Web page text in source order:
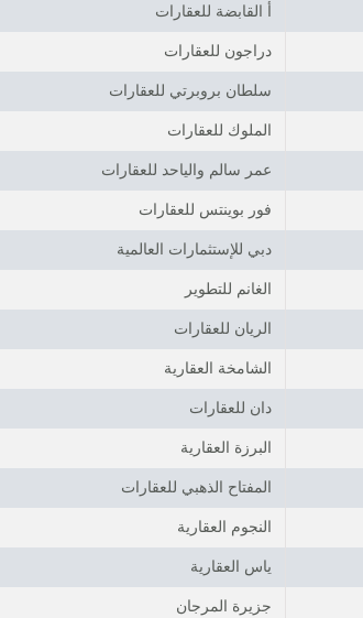
أ القابضة للعقارات
دراجون للعقارات
سلطان بروبرتي للعقارات
الملوك للعقارات
عمر سالم والياحد للعقارات
فور بوينتس للعقارات
دبي للإستثمارات العالمية
الغانم للتطوير
الريان للعقارات
الشامخة العقارية
دان للعقارات
البرزة العقارية
المفتاح الذهبي للعقارات
النجوم العقارية
ياس العقارية
جزيرة المرجان